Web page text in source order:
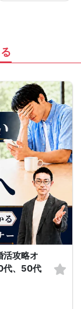
活攻略オ
代、50代